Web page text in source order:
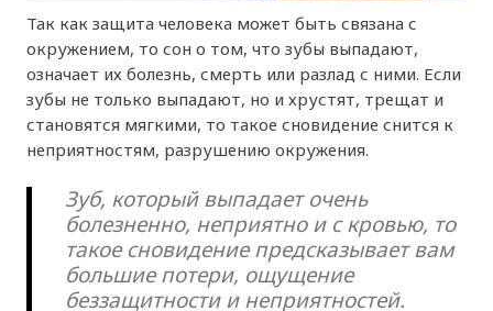
Так как защита человека может быть связана с
окружением, то сон о том, что зубы выпадают,
означает их болезнь, смерть или разлад с ними. Если
зубы не только выпадают, но и хрустят, трещат и
становятся мягкими, то такое сновидение снится к
неприятностям, разрушению окружения.
Зуб, который выпадает очень
болезненно, неприятно и с кровью, то
такое сновидение предсказывает вам
большие потери, ощущение
беззащитности и неприятностей.